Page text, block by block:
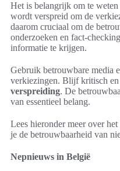
Het is belangrijk om te
wordt verspreid om de
daarom cruciaal om de
onderzoeken en fact-
informatie te krijgen.
Gebruik betrouwbare media
verkiezingen. Blijf kritisch
verspreiding. De
van essentieel belang.
Lees hieronder meer over
je de betrouwbaarheid van
Nepnieuws in België